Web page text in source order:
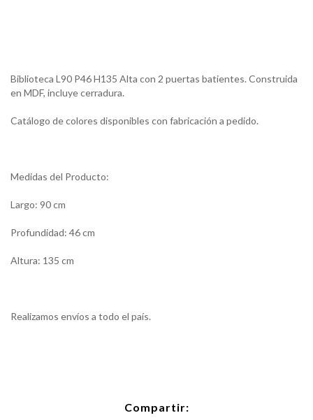
Biblioteca L90 P46 H135 Alta con 2 puertas batientes. Construida
en MDF, incluye cerradura.
Catálogo de colores disponibles con fabricación a pedido.
Medidas del Producto:
Largo: 90 cm
Profundidad: 46 cm
Altura: 135 cm
Realizamos envíos a todo el país.
Compartir: